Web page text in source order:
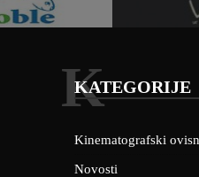
KATEGORIJE
K
Kinematografski
Novosti